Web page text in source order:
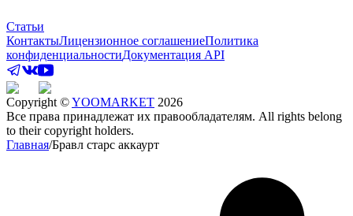
Статьи
КонтактыЛицензионное соглашениеПолитика
конфиденциальностиДокументация API
Copyright ©YOOMARKET 2026
Все права принадлежат их правообладателям. All rights belong
to their copyright holders.
Главная/Бравл старс аккаурт